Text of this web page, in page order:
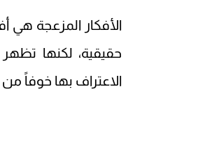
الأفكار المزعجة هي
حقيقية، لكنها
الاعتراف بها خوفاً